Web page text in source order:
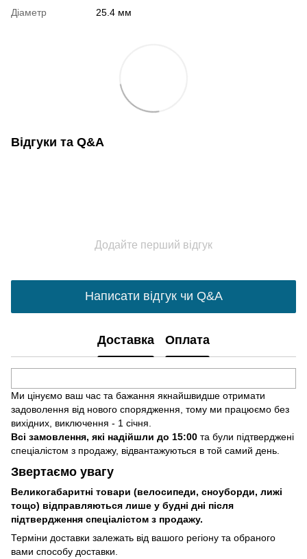
Діаметр
25.4 мм
Відгуки та Q&A
Додайте перший відгук
Написати відгук чи Q&A
Доставка Оплата
Ми цінуємо ваш час та бажання якнайшвидше отримати
задоволення від нового спорядження, тому ми працюємо без
вихідних, виключення - 1 січня.
Всі замовлення, які надійшли до 15:00 та були підтверджені
спеціалістом з продажу, відвантажуються в той самий день.
Звертаємо увагу
Великогабаритні товари (велосипеди, сноуборди, лижі
тощо) відправляються лише у будні дні після
підтвердження спеціалістом з продажу.
Терміни доставки залежать від вашого регіону та обраного
вами способу доставки.